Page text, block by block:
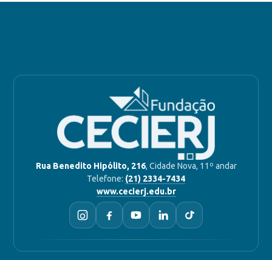
Rua Benedito Hipólito, 216, Cidade Nova, 11º andar
Telefone: (21) 2334-7434
www.cecierj.edu.br